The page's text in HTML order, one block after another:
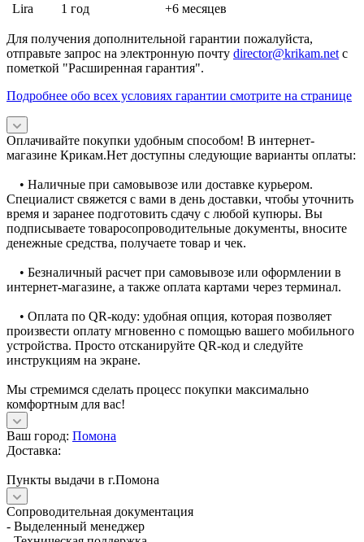
Lira
1 год +6 месяцев
Для получения дополнительной гарантии пожалуйста,
отправьте запрос на электронную почту director@krikam.net с
пометкой "Расширенная гарантия".
Подробнее обо всех условиях гарантии смотрите на странице
Оплачивайте покупки удобным способом! В интернет-
магазине Крикам.Нет доступны следующие варианты оплаты:
• Наличные при самовывозе или доставке курьером.
Специалист свяжется с вами в день доставки, чтобы уточнить
время и заранее подготовить сдачу с любой купюры. Вы
подписываете товаросопроводительные документы, вносите
денежные средства, получаете товар и чек.
• Безналичный расчет при самовывозе или оформлении в
интернет-магазине, а также оплата картами через терминал.
• Оплата по QR-коду: удобная опция, которая позволяет
произвести оплату мгновенно с помощью вашего мобильного
устройства. Просто отсканируйте QR-код и следуйте
инструкциям на экране.
Мы стремимся сделать процесс покупки максимально
комфортным для вас!
Ваш город: Помона
Доставка:
Пункты выдачи в г.Помона
Сопроводительная документация
- Выделенный менеджер